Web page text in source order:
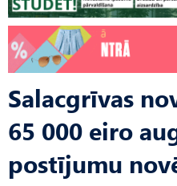
Salacgrīvas
65 000 eiro
postījumu